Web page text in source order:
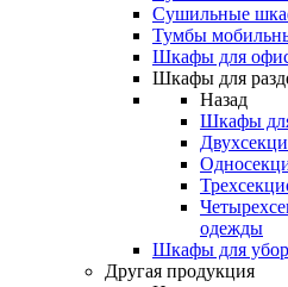
Сушильные
Тумбы
Шкафы для
Шкафы для
Назад
Шкафы
одежды
Шкафы для
Другая продукция